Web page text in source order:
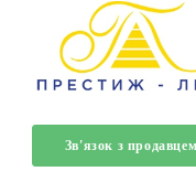
Зв'язок з продавцем